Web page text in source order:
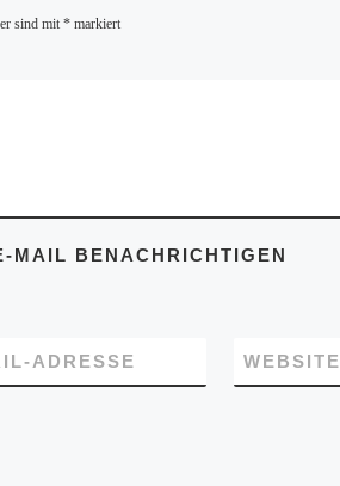
sind mit *markiert
MAIL BENACHRICHTIGEN
ADRESSE WEBSITE